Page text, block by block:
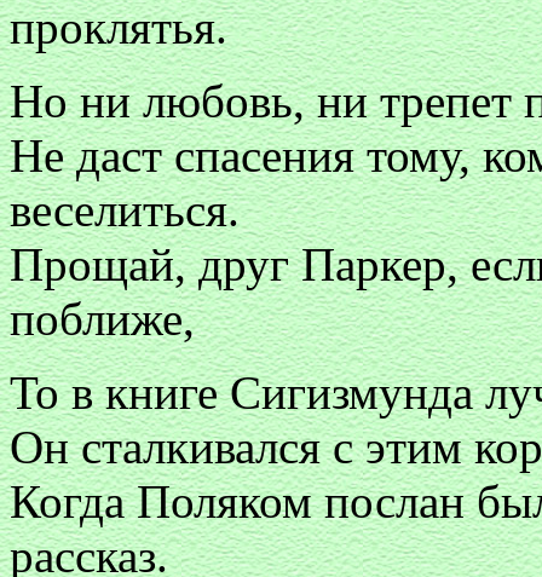
проклятья.
Но ни любовь, ни трепет
Не даст спасения тому,
веселиться.
Прощай, друг Паркер,
поближе,
То в книге Сигизмунда
Он сталкивался с этим
Когда Поляком послан
рассказ.